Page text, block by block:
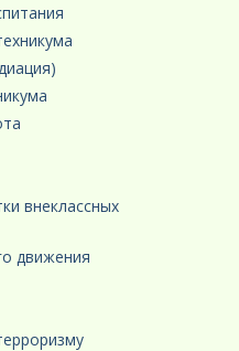
внеклассных
движения